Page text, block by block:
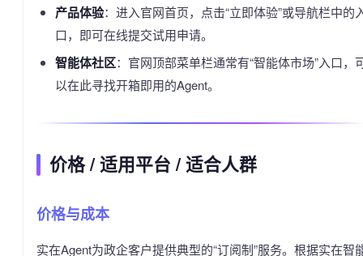
产品体验：进入官网首页，点击“立即体验”或导航栏中的
口，即可在线提交试用申请。
智能体社区：官网顶部菜单栏通常有“智能体市场”入口，
以在此寻找开箱即用的Agent。
价格 / 适用平台 / 适合人群
价格与成本
实在Agent为政企客户提供典型的“订阅制”服务。根据实在智